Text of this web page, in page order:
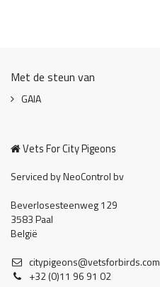
Met de steun van
GAIA
Vets For City Pigeons
Serviced by NeoControl bv
Beverlosesteenweg 129
3583 Paal
België
citypigeons@vetsforbirds.com
+32 (0)11 96 91 02